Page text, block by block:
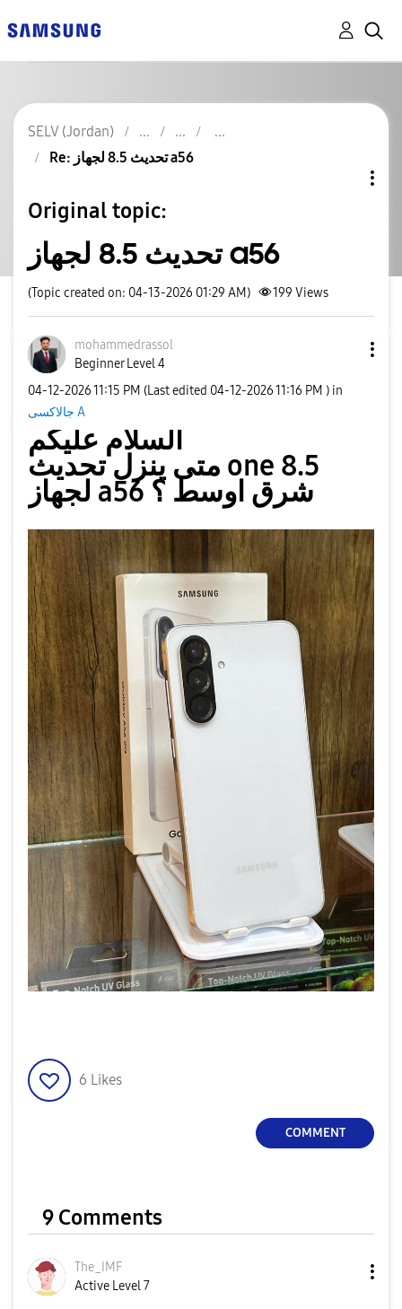
SELV (Jordan)
Re: تحديث 8.5 لجهاز a56
Original topic:
تحديث 8.5 لجهاز a56
(Topic created on: 04-13-2026 01:29 AM) 199 Views
mohammedrassol
Beginner Level 4
‎04-12-202611:15 PM (Last edited ‎04-12-202611:16 PM ) in
جالاكسى A
متى ينزل تحديث one 8.5
6 Likes
COMMENT
9 Comments
The_IMF
Active Level 7